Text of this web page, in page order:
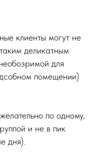
клиенты могут не
деликатным
для
помещении)
по одному,
и не в пик
дня).